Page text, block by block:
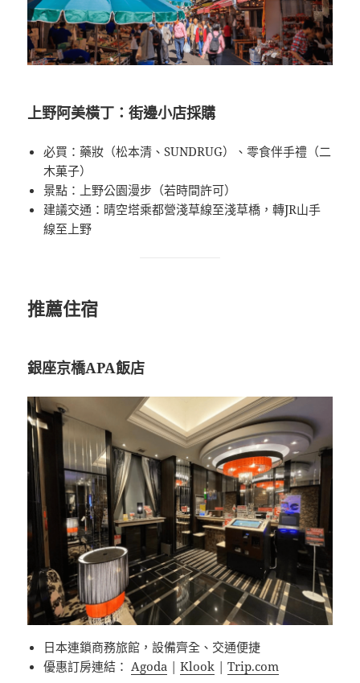
上野阿美橫丁：街邊小店採購
必買：藥妝（松本清、SUNDRUG）、零食伴手禮（二
木菓子）
景點：上野公園漫步（若時間許可）
建議交通：晴空塔乘都營淺草線至淺草橋，轉JR山手
線至上野
推薦住宿
銀座京橋APA飯店
日本連鎖商務旅館，設備齊全、交通便捷
優惠訂房連結：Agoda |Klook |Trip.com